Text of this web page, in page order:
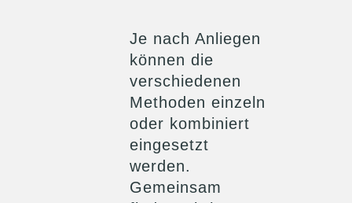
Je nach Anliegen
können die
verschiedenen
Methoden einzeln
oder kombiniert
eingesetzt
werden.
Gemeinsam